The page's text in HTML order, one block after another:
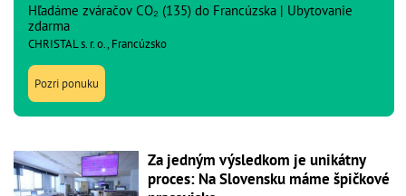
Hľadáme zváračov CO₂ (135) do Francúzska | Ubytovanie
zdarma
CHRISTAL s. r. o., Francúzsko
Pozri ponuku
Za jedným výsledkom je unikátny
proces: Na Slovensku máme špičkové